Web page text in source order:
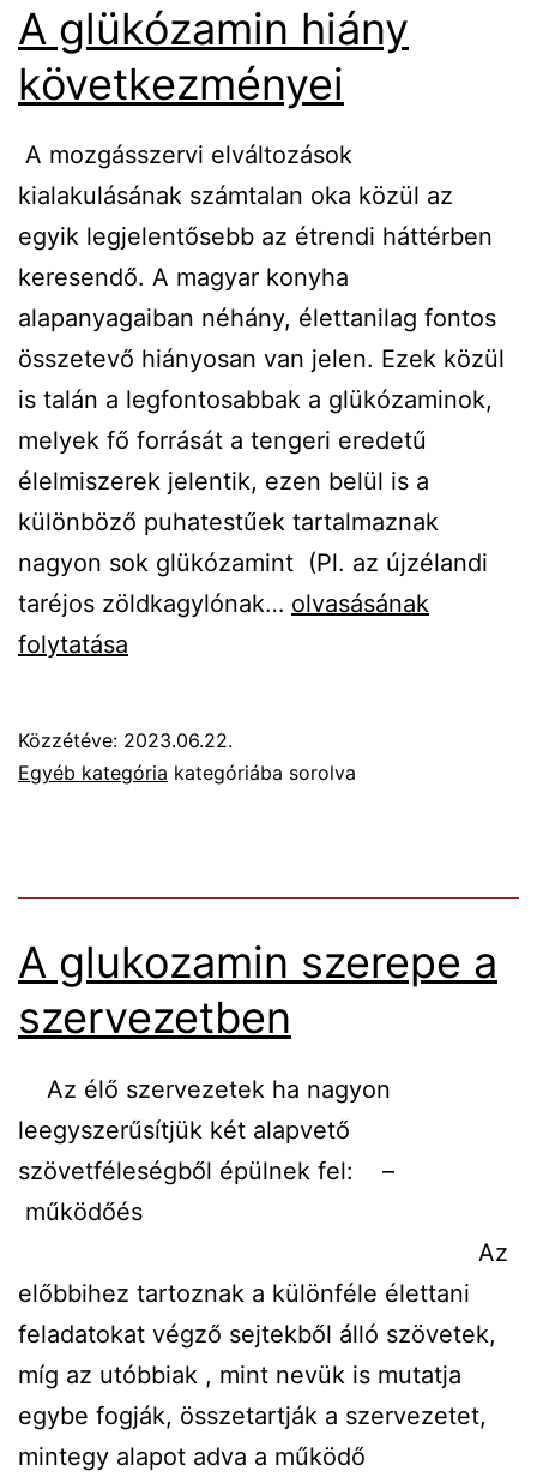
A glükózamin hiány
következményei
A mozgásszervi elváltozások
kialakulásának számtalan oka közül az
egyik legjelentősebb az étrendi háttérben
keresendő. A magyar konyha
alapanyagaiban néhány, élettanilag fontos
összetevő hiányosan van jelen. Ezek közül
is talán a legfontosabbak a glükózaminok,
melyek fő forrását a tengeri eredetű
élelmiszerek jelentik, ezen belül is a
különböző puhatestűek tartalmaznak
nagyon sok glükózamint (Pl. az újzélandi
taréjos zöldkagylónak… A
olvasásának
folytatása
Közzétéve: 2023.06.22.
Egyéb kategória kategóriába sorolva
A glukozamin szerepe a
szervezetben
Az élő szervezetek ha nagyon
leegyszerűsítjük két alapvető
szövetféleségből épülnek fel: –
működőés
Az
előbbihez tartoznak a különféle élettani
feladatokat végző sejtekből álló szövetek,
míg az utóbbiak , mint nevük is mutatja
egybe fogják, összetartják a szervezetet,
mintegy alapot adva a működő